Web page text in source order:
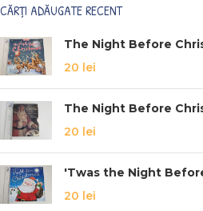
CĂRȚI ADĂUGATE RECENT
The Night Before
20 lei
The Night Before
20 lei
'Twas the Night
20 lei